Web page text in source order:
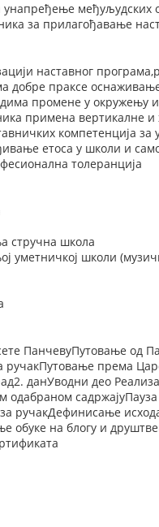
међуљудских
за прилагођавање
наставног
праксе
промене у окружењу
примена вертикалне и
компетенција
етоса у школи и
толеранција
стручна школа
уметничкој школи
ПанчевуПутовање од
према
данУводни део
одабраном
ручакДефинисање
обуке на блогу и